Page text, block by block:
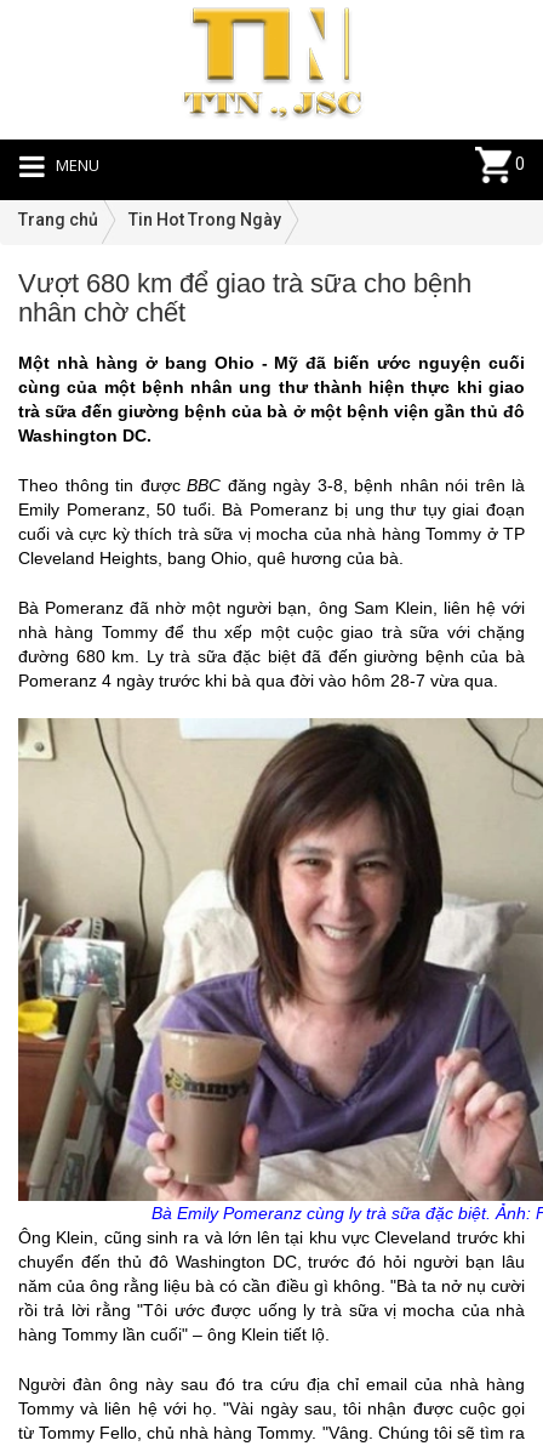
MENU 0
Trang chủ Tin Hot Trong Ngày
Vượt 680 km để giao trà sữa cho bệnh
nhân chờ chết
Một nhà hàng ở bang Ohio - Mỹ đã biến ước nguyện cuối
cùng của một bệnh nhân ung thư thành hiện thực khi giao
trà sữa đến giường bệnh của bà ở một bệnh viện gần thủ đô
Washington DC.
Theo thông tin được BBC đăng ngày 3-8, bệnh nhân nói trên là
Emily Pomeranz, 50 tuổi. Bà Pomeranz bị ung thư tụy giai đoạn
cuối và cực kỳ thích trà sữa vị mocha của nhà hàng Tommy ở TP
Cleveland Heights, bang Ohio, quê hương của bà.
Bà Pomeranz đã nhờ một người bạn, ông Sam Klein, liên hệ với
nhà hàng Tommy để thu xếp một cuộc giao trà sữa với chặng
đường 680 km. Ly trà sữa đặc biệt đã đến giường bệnh của bà
Pomeranz 4 ngày trước khi bà qua đời vào hôm 28-7 vừa qua.
Bà Emily Pomeranz cùng ly trà sữa đặc biệt. Ảnh:
Ông Klein, cũng sinh ra và lớn lên tại khu vực Cleveland trước khi
chuyển đến thủ đô Washington DC, trước đó hỏi người bạn lâu
năm của ông rằng liệu bà có cần điều gì không. "Bà ta nở nụ cười
rồi trả lời rằng "Tôi ước được uống ly trà sữa vị mocha của nhà
hàng Tommy lần cuối" – ông Klein tiết lộ.
Người đàn ông này sau đó tra cứu địa chỉ email của nhà hàng
Tommy và liên hệ với họ. "Vài ngày sau, tôi nhận được cuộc gọi
từ Tommy Fello, chủ nhà hàng Tommy. "Vâng. Chúng tôi sẽ tìm ra